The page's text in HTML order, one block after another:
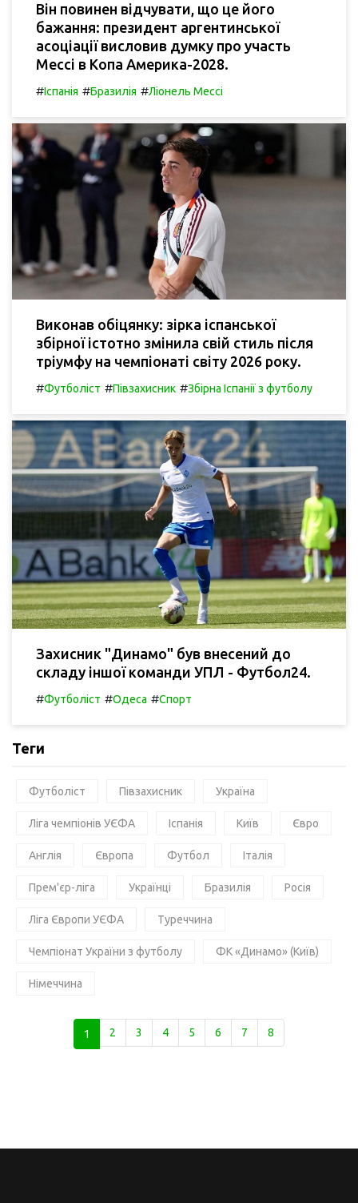
Він повинен відчувати, що це його
бажання: президент аргентинської
асоціації висловив думку про участь
Мессі в Копа Америка-2028.
#Іспанія #Бразилія #Ліонель Мессі
Виконав обіцянку: зірка іспанської
збірної істотно змінила свій стиль після
тріумфу на чемпіонаті світу 2026 року.
#Футболіст #Півзахисник #Збірна Іспанії з футболу
Захисник "Динамо" був внесений до
складу іншої команди УПЛ - Футбол24.
#Футболіст #Одеса #Спорт
Теги
Футболіст Півзахисник Україна
Ліга чемпіонів УЄФА Іспанія Київ Євро
Англія Європа Футбол Італія
Прем'єр-ліга Українці Бразилія Росія
Ліга Європи УЄФА Туреччина
Чемпіонат України з футболу ФК «Динамо» (Київ)
Німеччина
1 2 3 4 5 6 7 8